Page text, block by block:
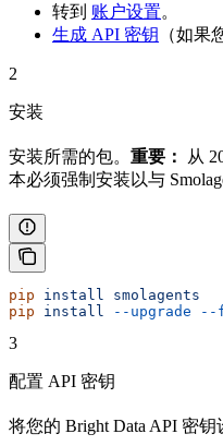
转到 账户设置。
生成 API 密钥 （如果
2
安装
安装所需的包。 重要：
从
本必须强制安装以与
pip install
smolagents
pip install --upgrade --
3
配置 API 密钥
将您的 Bright Data API 密钥